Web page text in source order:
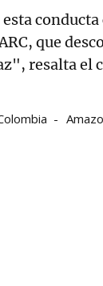
que
resalta el